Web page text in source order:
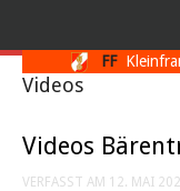
FF
Videos
Videos
VERFASST AM 12. MAI